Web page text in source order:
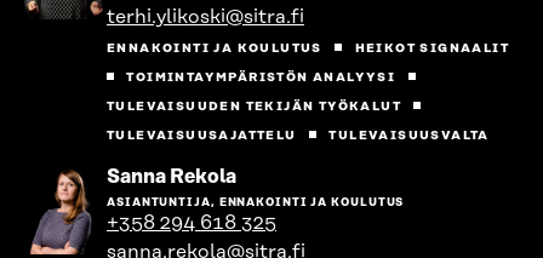
terhi.ylikoski@sitra.fi
ENNAKOINTI JA KOULUTUS
HEIKOT SIGNAALIT
TOIMINTAYMPÄRISTÖN ANALYYSI
TULEVAISUUDEN TEKIJÄN TYÖKALUT
TULEVAISUUSAJATTELU
TULEVAISUUSVALTA
Sanna RekolaSiirry
henkilön
sivulle
ASIANTUNTIJA, ENNAKOINTI JA KOULUTUS
+358 294 618 325
sanna.rekola@sitra.fi